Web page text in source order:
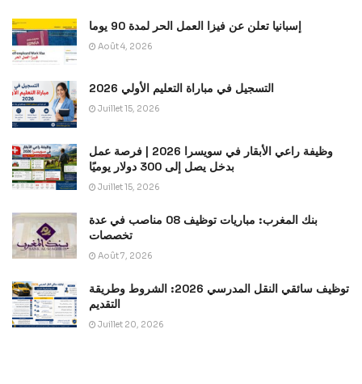
Août 4, 2026
التسجيل في مباراة التعليم الأولي 2026
Juillet 15, 2026
وظيفة راعي الأبقار في سويسرا 2026 | فرصة عمل
بدخل يصل إلى 300 دولار يوميًا
Juillet 15, 2026
بنك المغرب: مباريات توظيف 08 مناصب في عدة
تخصصات
Août 7, 2026
توظيف سائقي النقل المدرسي 2026: الشروط وطريقة
التقديم
Juillet 20, 2026